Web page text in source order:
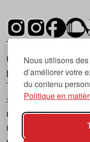
Nous utilisons
d’améliorer votre
du contenu
Politique en
Tsugi est un
musique et les
première parution
Tsugi en japonais
», ce qui
magazine, à
musicales,